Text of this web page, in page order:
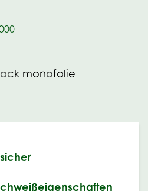
monofolie